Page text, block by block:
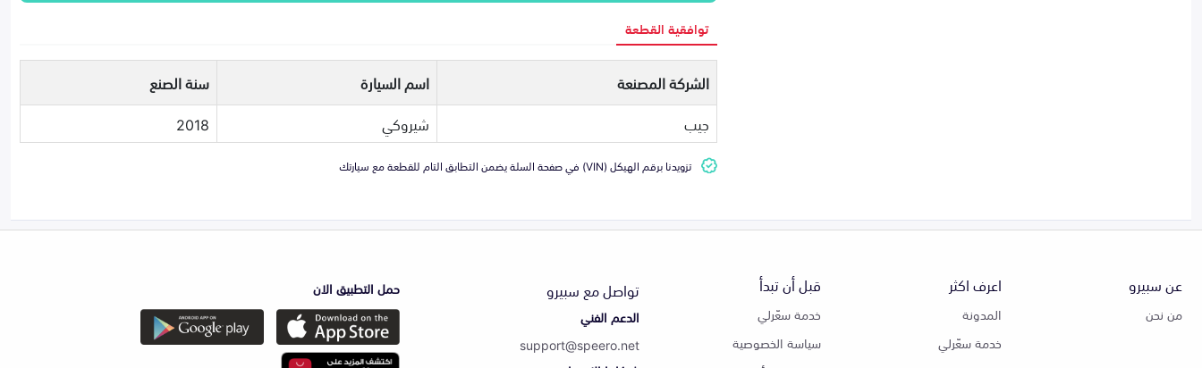
توافقية القطعة
الشركة المصنعة اسم السيارة
سنة الصنع
جيب
شيروكي 2018
تزويدنا برقم الهيكل (VIN) في صفحة السلة يضمن التطابق التام للقطعة مع سيارتك
عن سبيرو
من نحن
اعرف اكثر
المدونة
خدمة سعّرلي
قبل أن تبدأ
خدمة سعّرلي
سياسة الخصوصية
تواصل مع سبيرو
الدعم الفني
support@speero.net
حمل التطبيق الان